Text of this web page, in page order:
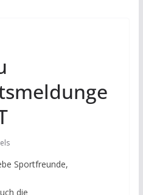
Sportfreunde,
die